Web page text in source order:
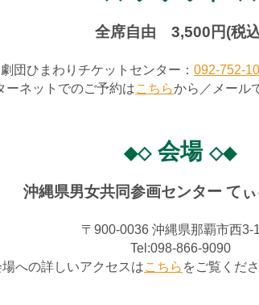
全席自由 3,500円(税
劇団ひまわりチケットセンター： 092-752-
ーネットでのご予約はこちらから／メール
◆◇会場 ◇◆
沖縄県男女共同参画センター て
〒900-0036 沖縄県那覇市西3-
Tel:098-866-9090
場への詳しいアクセスはこちら をご覧くだ